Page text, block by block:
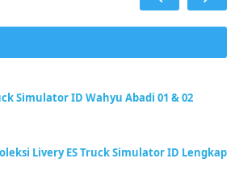
Simulator ID Wahyu Abadi 01 & 02
Livery ES Truck Simulator ID Lengkap